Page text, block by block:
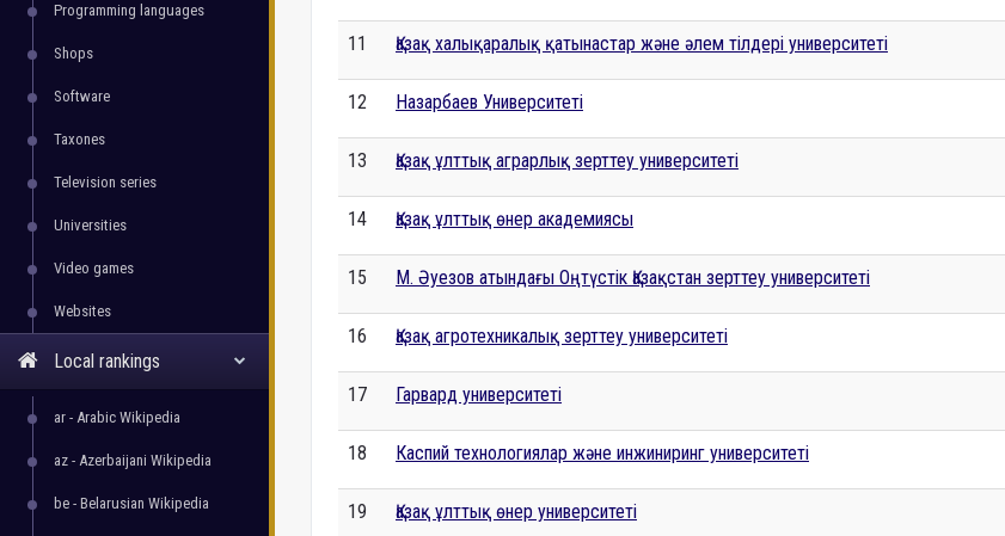
Programming languages
Shops
Software
Taxones
Television series
Universities
Video games
Websites
Local rankings
ar - Arabic Wikipedia
az - Azerbaijani Wikipedia
be - Belarusian Wikipedia
11 Қазақ халықаралық қатынастар және әлем тілдері университеті
12 Назарбаев Университеті
13 Қазақ ұлттық аграрлық зерттеу университеті
14 Қазақ ұлттық өнер академиясы
15 М. Әуезов атындағы Оңтүстік Қазақстан зерттеу университеті
16 Қазақ агротехникалық зерттеу университеті
17 Гарвард университеті
18 Каспий технологиялар және инжиниринг университеті
19 Қазақ ұлттық өнер университеті